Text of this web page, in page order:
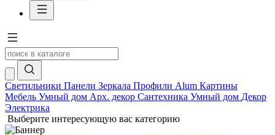
Светильники Панели Зеркала Профили Alum Картины
Мебель Умный дом Арх. декор Сантехника Умный дом Декор
Электрика
Выберите интересующую вас категорию